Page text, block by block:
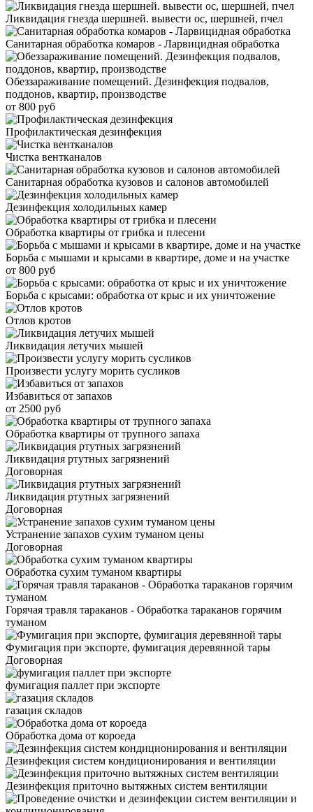
Ликвидация гнезда шершней. вывести ос, шершней, пчел
Санитарная обработка комаров - Ларвицидная обработка
Обеззараживание помещений. Дезинфекция подвалов,
поддонов, квартир, производстве
от 800 руб
Профилактическая дезинфекция
Чистка вентканалов
Санитарная обработка кузовов и салонов автомобилей
Дезинфекция холодильных камер
Обработка квартиры от грибка и плесени
Борьба с мышами и крысами в квартире, доме и на участке
от 800 руб
Борьба с крысами: обработка от крыс и их уничтожение
Отлов кротов
Ликвидация летучих мышей
Произвести услугу морить сусликов
Избавиться от запахов
от 2500 руб
Обработка квартиры от трупного запаха
Ликвидация ртутных загрязнений
Договорная
Ликвидация ртутных загрязнений
Договорная
Устранение запахов сухим туманом цены
Договорная
Обработка сухим туманом квартиры
Горячая травля тараканов - Обработка тараканов горячим
туманом
Фумигация при экспорте, фумигация деревянной тары
Договорная
фумигация паллет при экспорте
газация складов
Обработка дома от короеда
Дезинфекция систем кондиционирования и вентиляции
Дезинфекция приточно вытяжных систем вентиляции